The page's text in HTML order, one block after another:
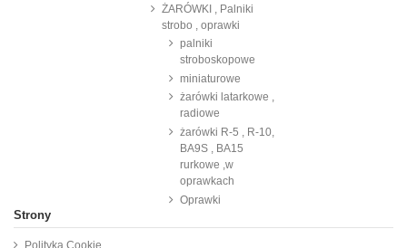
ŻARÓWKI , Palniki
strobo , oprawki
palniki
stroboskopowe
miniaturowe
żarówki latarkowe ,
radiowe
żarówki R-5 , R-10,
BA9S , BA15
rurkowe ,w
oprawkach
Oprawki
Strony
Polityka Cookie